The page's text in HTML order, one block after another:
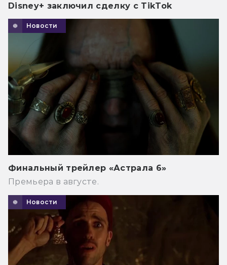
Disney+ заключил сделку с TikTok
Новости
Финальный трейлер «Астрала 6»
Премьера в августе.
Новости